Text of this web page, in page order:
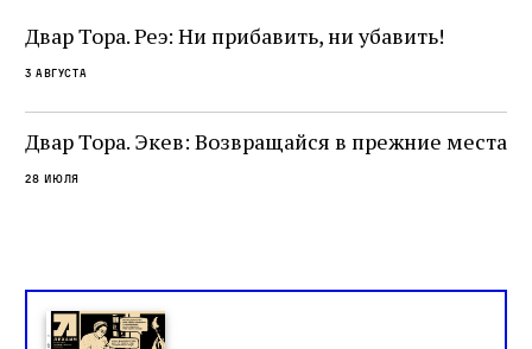
не просто покровитель переводчиков,
окружённый книгами. Перед нами человек,
одно решение которого вызвало возмущение
целой общины и стало частью многовекового
спора о том, кому принадлежит последнее
слово в переводе Библии
Двар Тора. Реэ: Ни прибавить, ни убавить!
3 августа
Двар Тора. Экев: Возвращайся в прежние места
28 июля